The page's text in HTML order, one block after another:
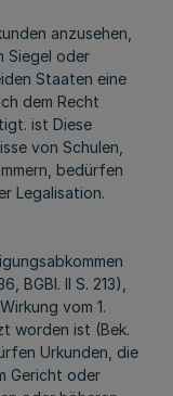
anzusehen,
Siegel oder
Staaten eine
dem Recht
ist Diese
von Schulen,
bedürfen
Legalisation.
BGBl. II S. 213),
vom 1.
worden ist (Bek.
Urkunden, die
Gericht oder